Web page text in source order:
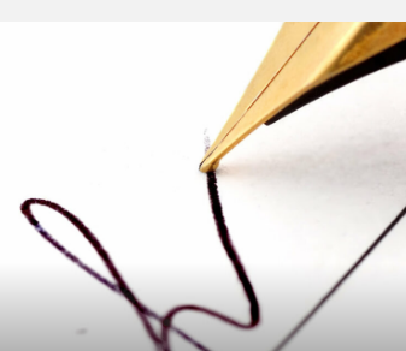
DÉMOCRATIE
PARTICIPATIVE